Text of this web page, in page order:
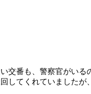
交番も、警察官がい
てくれていましたが